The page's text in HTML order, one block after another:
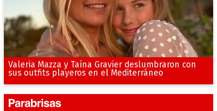
Valeria Mazza y Taína Gravier deslumbraron con
sus outfits playeros en el Mediterráneo